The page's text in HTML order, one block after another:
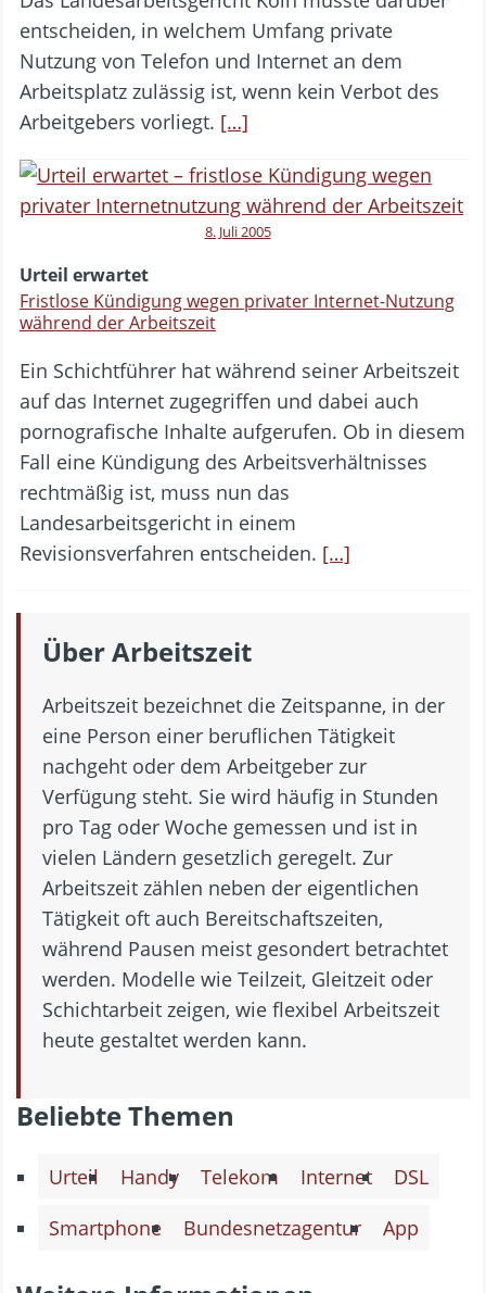
entscheiden, in welchem Umfang private
Nutzung von Telefon und Internet an dem
Arbeitsplatz zulässig ist, wenn kein Verbot des
Arbeitgebers vorliegt. […]
8. Juli 2005
Urteil erwartet
Fristlose Kündigung wegen privater Internet-Nutzung
während der Arbeitszeit
Ein Schichtführer hat während seiner Arbeitszeit
auf das Internet zugegriffen und dabei auch
pornografische Inhalte aufgerufen. Ob in diesem
Fall eine Kündigung des Arbeitsverhältnisses
rechtmäßig ist, muss nun das
Landesarbeitsgericht in einem
Revisionsverfahren entscheiden. […]
Über Arbeitszeit
Arbeitszeit bezeichnet die Zeitspanne, in der
eine Person einer beruflichen Tätigkeit
nachgeht oder dem Arbeitgeber zur
Verfügung steht. Sie wird häufig in Stunden
pro Tag oder Woche gemessen und ist in
vielen Ländern gesetzlich geregelt. Zur
Arbeitszeit zählen neben der eigentlichen
Tätigkeit oft auch Bereitschaftszeiten,
während Pausen meist gesondert betrachtet
werden. Modelle wie Teilzeit, Gleitzeit oder
Schichtarbeit zeigen, wie flexibel Arbeitszeit
heute gestaltet werden kann.
Beliebte Themen
Urteil Handy Telekom Internet
DSL
Smartphone
Bundesnetzagentur App